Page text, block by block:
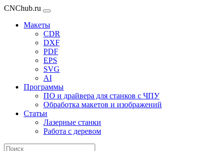
CNChub.ru
Макеты
CDR
DXF
PDF
EPS
SVG
AI
Программы
ПО и драйвера для станков с ЧПУ
Обработка макетов и изображений
Статьи
Лазерные станки
Работа с деревом